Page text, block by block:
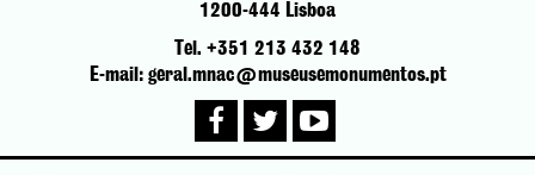
1200-444 Lisboa
Tel. +351 213 432 148
E-mail: geral.mnac@museusemonumentos.pt